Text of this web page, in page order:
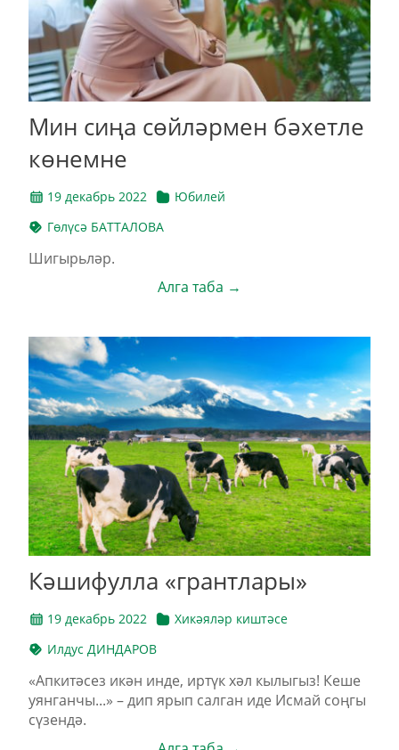
Мин сиңа сөйләрмен бәхетле
көнемне
19 декабрь 2022
Юбилей
Гөлүсә БАТТАЛОВА
Шигырьләр.
Алга таба →
Кәшифулла «грантлары»
19 декабрь 2022
Хикәяләр киштәсе
Илдус ДИНДАРОВ
«Апкитәсез икән инде, иртүк хәл кылыгыз! Кеше
уянганчы...» – дип ярып салган иде Исмай соңгы
сүзендә.